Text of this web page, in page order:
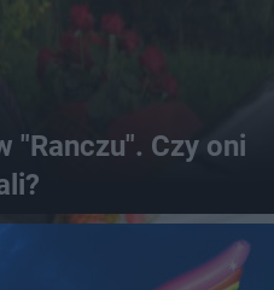
"Ranczu". Czy oni